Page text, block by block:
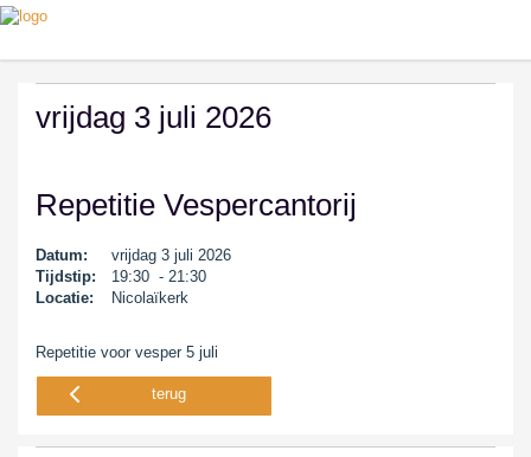
vrijdag 3 juli 2026
Repetitie Vespercantorij
Datum:
vrijdag 3 juli 2026
Tijdstip:
19:30 - 21:30
Locatie:
Nicolaïkerk
Repetitie voor vesper 5 juli
terug